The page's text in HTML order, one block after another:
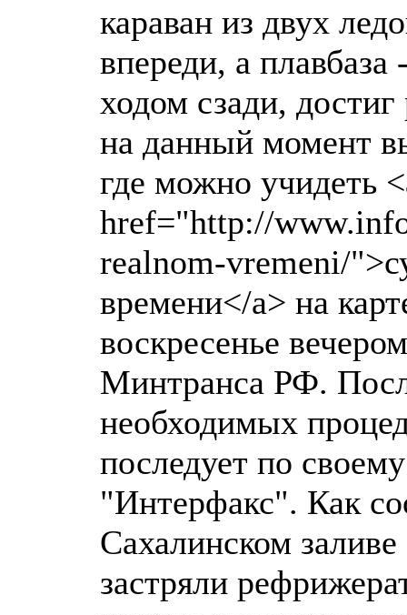
караван из двух
впереди, а
ходом сзади,
на данный момент
где можно учидеть
href="http://
realnom-vremeni/
времени</a> на
воскресенье
Минтранса РФ.
необходимых
последует по
"Интерфакс". Как
Сахалинском
застряли